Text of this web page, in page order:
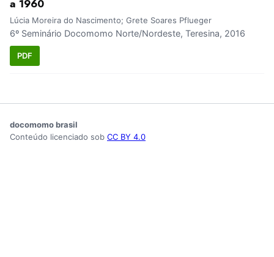
a 1960
Lúcia Moreira do Nascimento; Grete Soares Pflueger
6º Seminário Docomomo Norte/Nordeste, Teresina, 2016
PDF
docomomo brasil
Conteúdo licenciado sob CC BY 4.0